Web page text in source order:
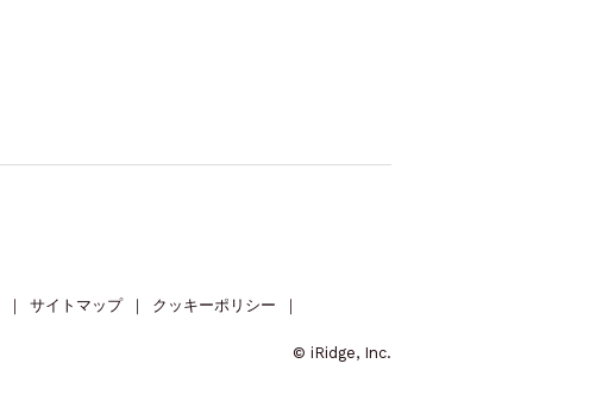
｜ サイトマップ ｜ クッキーポリシー
｜
© iRidge, Inc.